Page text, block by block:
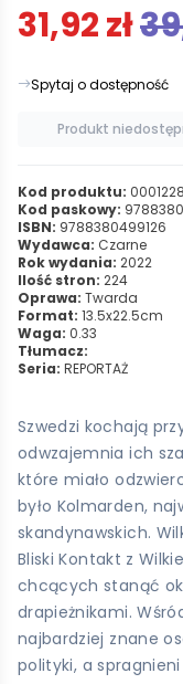
31,92 zł
Spytaj o dostępność
Produkt
Kod produktu:
Kod paskowy:
ISBN: 9788380499126
Wydawca: Czarne
Rok wydania: 2022
Ilość stron: 224
Oprawa: Twarda
Format: 13.5x22.5cm
Waga: 0.33
Tłumacz:
Seria: REPORTAŻ
Szwedzi kochają
odwzajemnia ich
które miało
było Kolmarden,
skandynawskich.
Bliski Kontakt z
chcących stanąć
drapieżnikami.
najbardziej znane
polityki, a